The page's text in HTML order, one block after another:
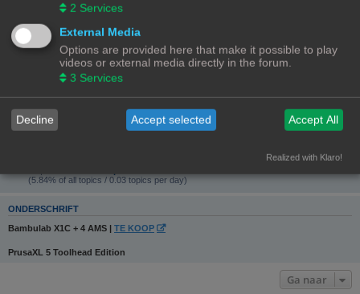
Lid geworden op:
24/09/22, 12:27
Laatst actief:
06/08/26, 18:26
Aantal berichten:
Zoek gebruikers berichten
(12.48% van alle berichten / 0.79 berichten per dag)
(177 berichten / 15.87% van gebruikers berichten)
Meest actief in onderwerp:
(5.84% of all topics / 0.03 topics per day)
ONDERSCHRIFT
Bambulab X1C + 4 AMS | TE KOOP
PrusaXL 5 Toolhead Edition
Ga naar
2 Services
External Media
Options are provided here that make it possible to play
videos or external media directly in the forum.
3 Services
Decline Accept selected Accept All
Realized with Klaro!